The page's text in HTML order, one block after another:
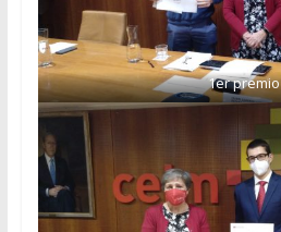
1er premio